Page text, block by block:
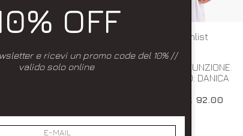
CONTI
: BLU.
Aggiungi alla wishlist
LIVIANA CONTI
TOP MONOSPALLA MULTIFUNZIONE.
COLORE: BLUE. MODELLO: DANICA
€ 92.00
OFF
e ricevi un promo code del 10% //
valido solo online